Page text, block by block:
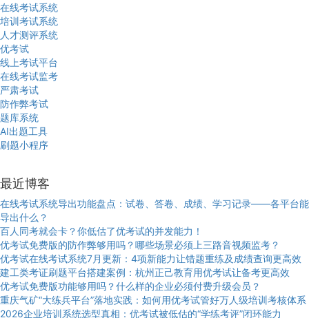
在线考试系统
培训考试系统
人才测评系统
优考试
线上考试平台
在线考试监考
严肃考试
防作弊考试
题库系统
AI出题工具
刷题小程序
最近博客
在线考试系统导出功能盘点：试卷、答卷、成绩、学习记录——各平台能
导出什么？
百人同考就会卡？你低估了优考试的并发能力！
优考试免费版的防作弊够用吗？哪些场景必须上三路音视频监考？
优考试在线考试系统7月更新：4项新能力让错题重练及成绩查询更高效
建工类考证刷题平台搭建案例：杭州正己教育用优考试让备考更高效
优考试免费版功能够用吗？什么样的企业必须付费升级会员？
重庆气矿“大练兵平台”落地实践：如何用优考试管好万人级培训考核体系
2026企业培训系统选型真相：优考试被低估的“学练考评”闭环能力